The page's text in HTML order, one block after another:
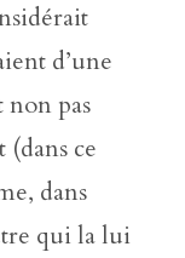
d’une
pas
ce
dans
qui la lui